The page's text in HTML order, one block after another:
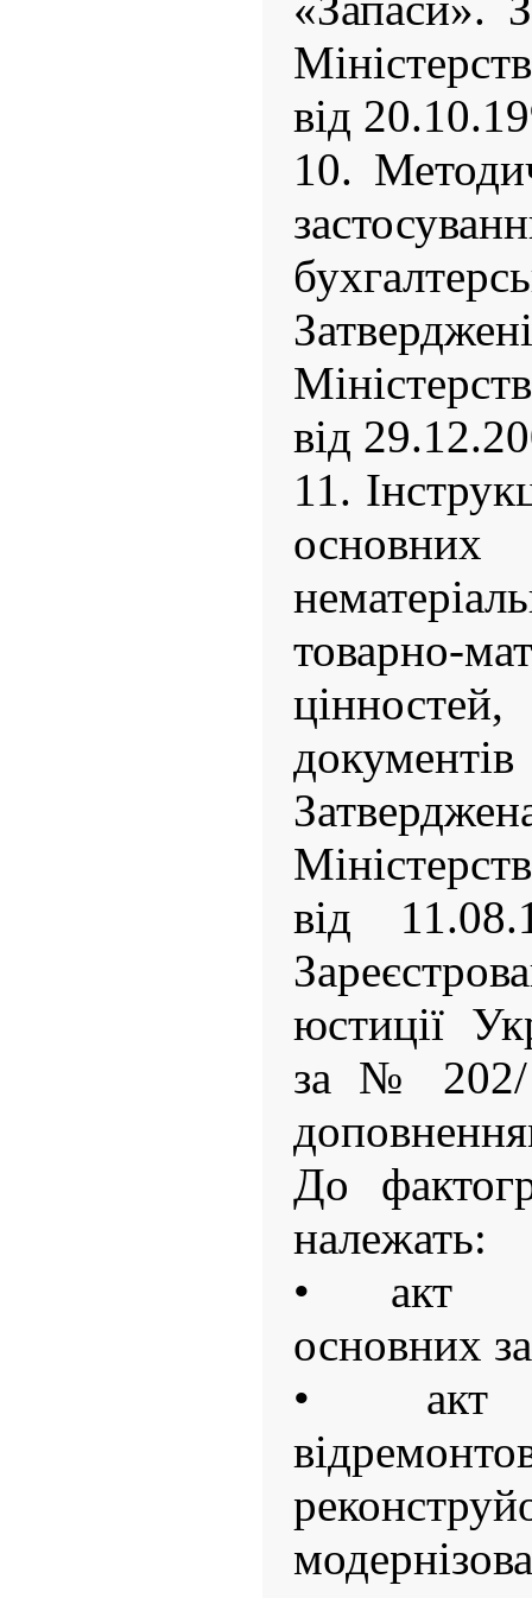
від
10.
від
11.
товарно-
від
юстиції
за № 202/
До
належать:
• акт
основних
• акт